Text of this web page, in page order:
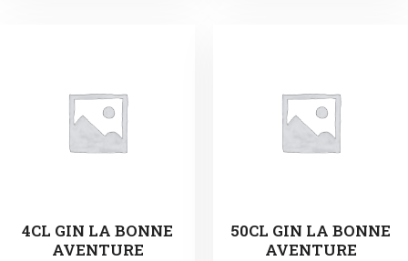
4CL GIN LA BONNE
AVENTURE
50CL GIN LA BONNE
AVENTURE